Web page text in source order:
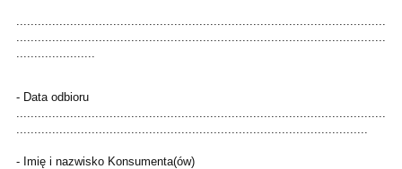
- Data odbioru
- Imię i nazwisko Konsumenta(ów)